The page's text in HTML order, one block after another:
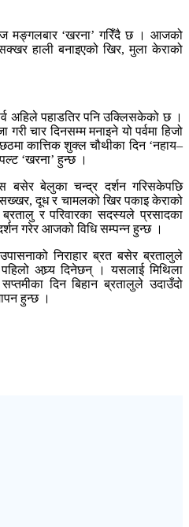
मङ्गलबार ‘खरना’ गरिँदै छ । आजको
हाली बनाइएको खिर, मुला केराको
अहिले पहाडतिर पनि उक्लिसकेको छ ।
गरी चार दिनसम्म मनाइने यो पर्वमा हिजो
कात्तिक शुक्ल चौथीका दिन ‘नहाय–
‘खरना’ हुन्छ ।
बसेर बेलुका चन्द्र दर्शन गरिसकेपछि
सख्खर, दूध र चामलको खिर पकाइ केराको
ब्रतालु र परिवारका सदस्यले प्रसादका
गरेर आजको विधि सम्पन्न हुन्छ ।
निराहार ब्रत बसेर ब्रतालुले
अघ्र्य दिनेछन् । यसलाई मिथिला
दिन बिहान ब्रतालुले उदाउँदो
हुन्छ ।